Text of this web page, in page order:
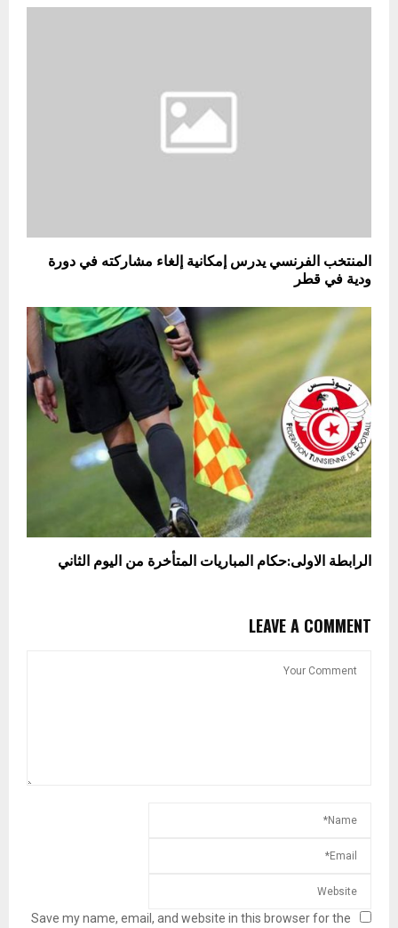
المنتخب الفرنسي يدرس إمكانية إلغاء مشاركته في دورة
ودية في قطر
الرابطة الاولى:حكام المباريات المتأخرة من اليوم الثاني
LEAVE A COMMENT
Save my name, email, and website in this browser for the